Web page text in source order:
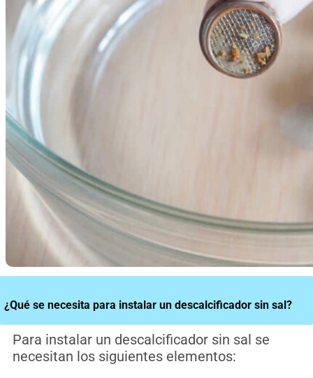
¿Qué se necesita para instalar un descalcificador sin sal?
Para instalar un descalcificador sin sal se
necesitan los siguientes elementos: